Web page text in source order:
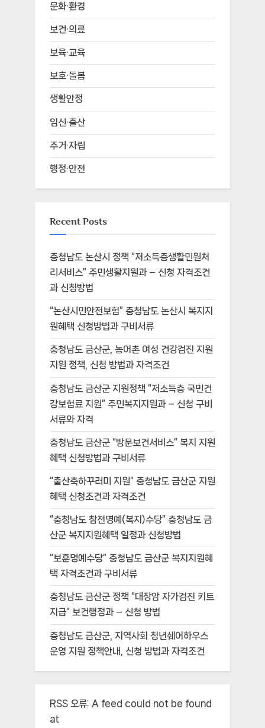
문화·환경
보건·의료
보육·교육
보호·돌봄
생활안정
임신·출산
주거·자립
행정·안전
Recent Posts
충청남도 논산시 정책 “저소득층생활민원처
리서비스” 주민생활지원과 – 신청 자격조건
과 신청방법
“논산시민안전보험” 충청남도 논산시 복지지
원혜택 신청방법과 구비서류
충청남도 금산군, 농어촌 여성 건강검진 지원
지원 정책, 신청 방법과 자격조건
충청남도 금산군 지원정책 “저소득층 국민건
강보험료 지원” 주민복지지원과 – 신청 구비
서류와 자격
충청남도 금산군 “방문보건서비스” 복지 지원
혜택 신청방법과 구비서류
“출산축하꾸러미 지원” 충청남도 금산군 지원
혜택 신청조건과 자격조건
“충청남도 참전명예(복지)수당” 충청남도 금
산군 복지지원혜택 일정과 신청방법
“보훈명예수당” 충청남도 금산군 복지지원혜
택 자격조건과 구비서류
충청남도 금산군 정책 “대장암 자가검진 키트
지급” 보건행정과 – 신청 방법
충청남도 금산군, 지역사회 청년쉐어하우스
운영 지원 정책안내, 신청 방법과 자격조건
RSS 오류: A feed could not be found
at